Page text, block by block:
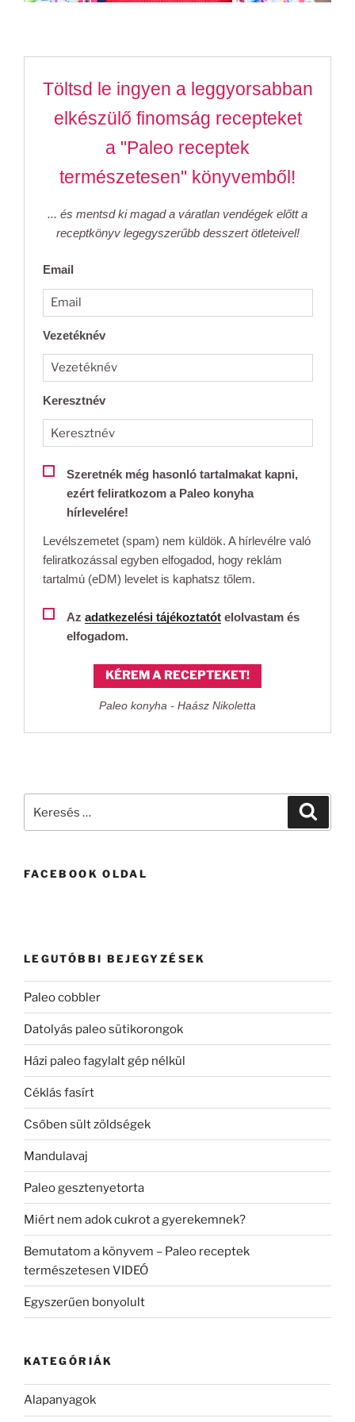
Töltsd le ingyen a leggyorsabban
elkészülő finomság recepteket
a "Paleo receptek
természetesen" könyvemből!
... és mentsd ki magad a váratlan vendégek előtt a
receptkönyv legegyszerűbb desszert ötleteivel!
Email
Vezetéknév
Keresztnév
Szeretnék még hasonló tartalmakat kapni,
ezért feliratkozom a Paleo konyha
hírlevelére!
Levélszemetet (spam) nem küldök. A hírlevélre való
feliratkozással egyben elfogadod, hogy reklám
tartalmú (eDM) levelet is kaphatsz tőlem.
Az adatkezelési tájékoztatótelolvastam és
elfogadom.
KÉREM A RECEPTEKET!
Paleo konyha - Haász Nikoletta
FACEBOOK OLDAL
LEGUTÓBBI BEJEGYZÉSEK
Paleo cobbler
Datolyás paleo sütikorongok
Házi paleo fagylalt gép nélkül
Céklás fasírt
Csőben sült zöldségek
Mandulavaj
Paleo gesztenyetorta
Miért nem adok cukrot a gyerekemnek?
Bemutatom a könyvem – Paleo receptek
természetesen VIDEÓ
Egyszerűen bonyolult
KATEGÓRIÁK
Alapanyagok